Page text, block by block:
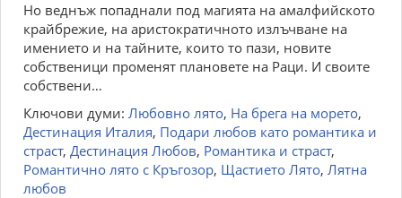
Но веднъж попаднали под магията на амалфийското
крайбрежие, на аристократичното излъчване на
имението и на тайните, които то пази, новите
собственици променят плановете на Раци. И своите
собствени…
Ключови думи: Любовно лято, На брега на морето,
Дестинация Италия, Подари любов като романтика и
страст, Дестинация Любов, Романтика и страст,
Романтично лято с Кръгозор, Щастието Лято, Лятна
любов